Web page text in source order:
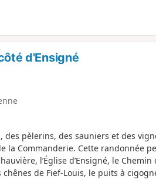
d'Ensigné
des pèlerins, des sauniers et des
la Commanderie. Cette randonnée
l’Église d’Ensigné, le Chemin
de Fief-Louis, le puits à